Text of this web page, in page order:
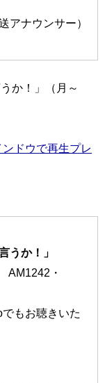
アナウンサー）
か！」（月～
ドウで再生プレ
うか！」
AM1242・
もお聴きいた